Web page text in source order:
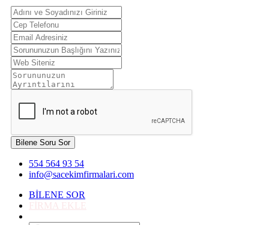
Bilene Soru Sor
554 564 93 54
info@sacekimfirmalari.com
BİLENE SOR
FİRMA EKLE